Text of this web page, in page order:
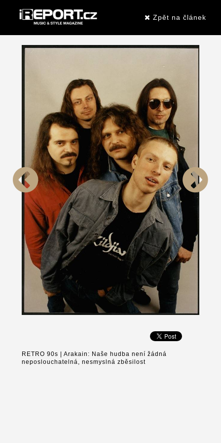
Zpět na článek
RETRO 90s | Arakain: Naše hudba není žádná
neposlouchatelná, nesmyslná zběsilost